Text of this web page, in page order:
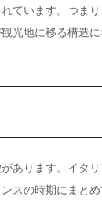
ています。つま
光地に移る構造に
あります。イタ
スの時期にまと